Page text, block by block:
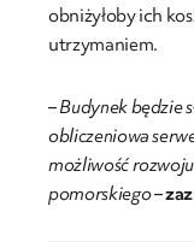
obniżyłoby ich
utrzymaniem.
– Budynek będzie
obliczeniowa
możliwość
pomorskiego–